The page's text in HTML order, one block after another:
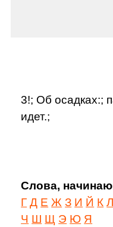
3!; Об осадках:;
идет.;
Слова,
Г Д Е Ж З И Й К Л
Ч Ш Щ Э Ю Я